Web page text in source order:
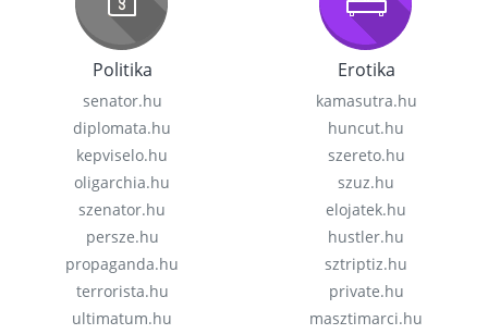
Politika
senator.hu
diplomata.hu
kepviselo.hu
oligarchia.hu
szenator.hu
persze.hu
propaganda.hu
terrorista.hu
ultimatum.hu
Erotika
kamasutra.hu
huncut.hu
szereto.hu
szuz.hu
elojatek.hu
hustler.hu
sztriptiz.hu
private.hu
masztimarci.hu